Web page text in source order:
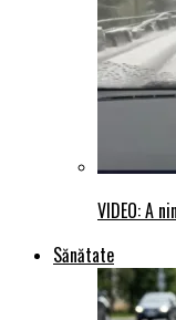
VIDEO: A
Sănătate